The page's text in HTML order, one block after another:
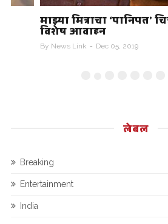
माझ्या मित्राचा ‘पानिपत’
विशेष आवाहन
News Link Dec 05, 2019
लेबल
Breaking
Entertainment
India